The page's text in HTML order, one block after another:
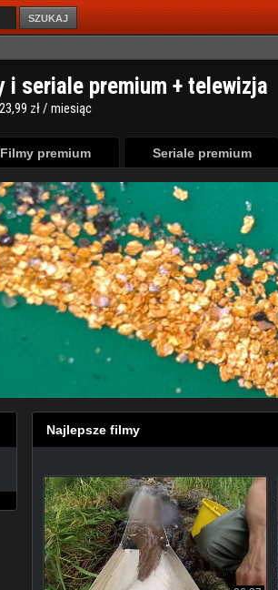
SZUKAJ
Filmy premium Seriale premium
Najlepsze filmy